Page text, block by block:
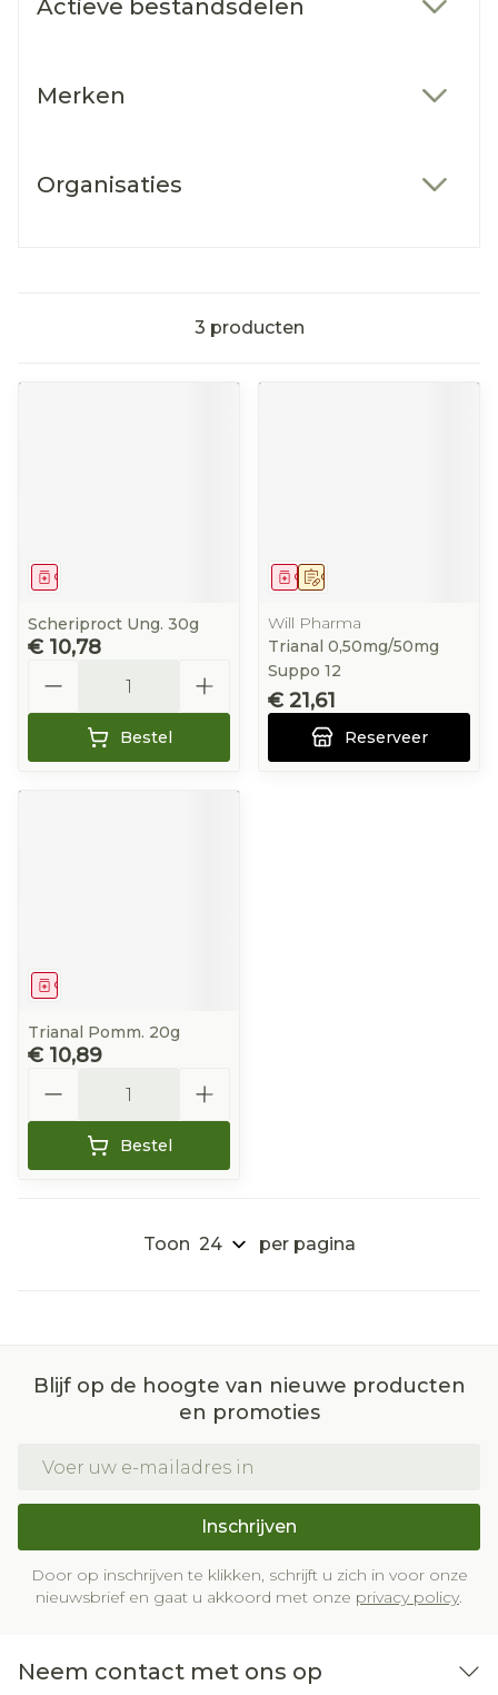
Actieve bestandsdelen
Merken
Organisaties
3 producten
Geneesmiddel
Scheriproct Ung. 30g
€ 10,78
Bestel
Op voorschrift
Geneesmiddel
Will Pharma
Trianal 0,50mg/50mg
Suppo 12
€ 21,61
Reserveer
Geneesmiddel
Trianal Pomm. 20g
€ 10,89
Bestel
Toon per pagina
Blijf op de hoogte van nieuwe producten
en promoties
Inschrijven
Door op inschrijven te klikken, schrijft u zich in voor onze
nieuwsbrief en gaat u akkoord met onze privacy policy.
Neem contact met ons op